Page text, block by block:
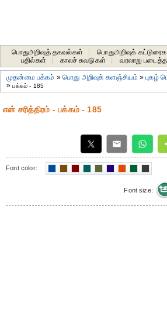
பொதுஅறிவுத் தகவல்கள் பொதுஅறிவுக்
பதில்கள்
காலச் சுவடுகள் வரலாறு
முதன்மை பக்கம் »பொது அறிவுக் களஞ்சியம் »புகழ்
»பக்கம் - 185
என் சரித்திரம் - பக்கம் - 185
Font color:
Font size: